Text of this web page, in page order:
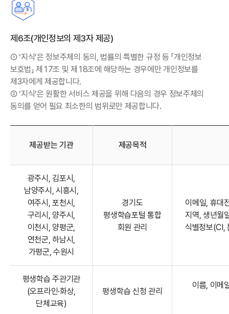
제6조(개인정보의 제3자 제공)
① ‘지식’은 정보주체의 동의, 법률의 특별한 규정 등 「개인정보
보호법」 제17조 및 제18조에 해당하는 경우에만 개인정보를
제3자에게 제공합니다.
② ‘지식’은 원활한 서비스 제공을 위해 다음의 경우 정보주체의
동의를 얻어 필요 최소한의 범위로만 제공합니다.
제공받는 기관 제공목적
광주시, 김포시,
남양주시, 시흥시,
여주시, 포천시,
구리시, 양주시,
이천시, 양평군,
연천군, 하남시,
가평군, 수원시
경기도
평생학습포털 통합
회원 관리
이메일, 휴대
지역, 생년월
식별정보(CI,
평생학습 주관기관
(오프라인·화상,
단체교육)
평생학습 신청 관리
이름, 이메